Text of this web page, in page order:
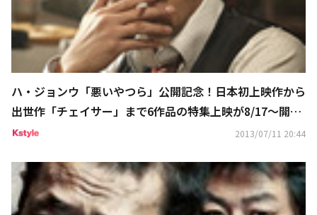
ハ・ジョンウ「悪いやつら」公開記念！日本初上映作から
出世作「チェイサー」まで6作品の特集上映が8/17～開催
決定！
2013/07/11 20:44